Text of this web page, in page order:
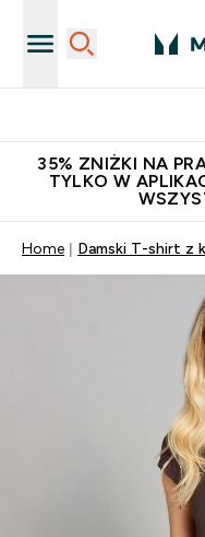
35% ZNIŻKI NA
TYLKO W
Home Damski T-shirt z